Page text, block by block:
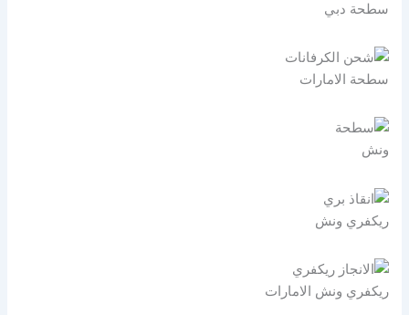
سطحة دبي
سطحة الامارات
ونش
ريكفري ونش
ريكفري ونش الامارات